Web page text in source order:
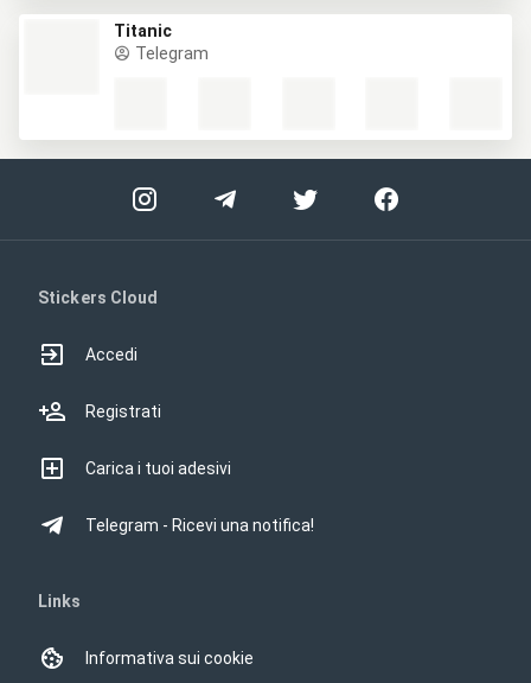
Titanic
Telegram
Stickers Cloud
Accedi
Registrati
Carica i tuoi adesivi
Telegram - Ricevi una notifica!
Links
Informativa sui cookie